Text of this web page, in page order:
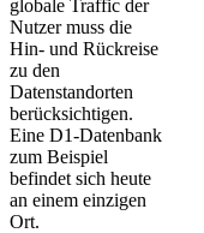
globale Traffic der
Nutzer muss die
Hin- und Rückreise
zu den
Datenstandorten
berücksichtigen.
Eine D1-Datenbank
zum Beispiel
befindet sich heute
an einem einzigen
Ort.